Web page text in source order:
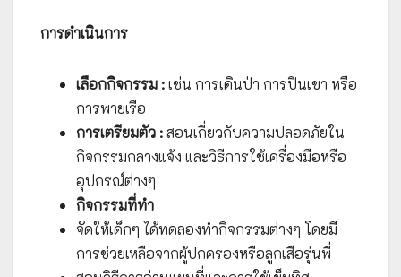
การดำเนินการ
เลือกกิจกรรม :เช่น การเดินป่า การปีนเขา หรือ
การพายเรือ
การเตรียมตัว :สอนเกี่ยวกับความปลอดภัยใน
กิจกรรมกลางแจ้ง และวิธีการใช้เครื่องมือหรือ
อุปกรณ์ต่างๆ
กิจกรรมที่ทำ
จัดให้เด็กๆ ได้ทดลองทำกิจกรรมต่างๆ โดยมี
การช่วยเหลือจากผู้ปกครองหรือลูกเสือรุ่นพี่